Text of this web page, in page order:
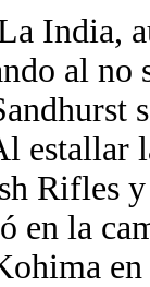
India,
al no
estallar
Rifles y
en la